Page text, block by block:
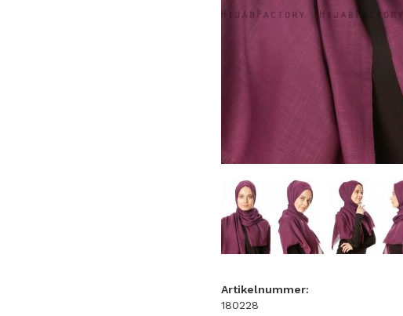
Artikelnummer:
180228